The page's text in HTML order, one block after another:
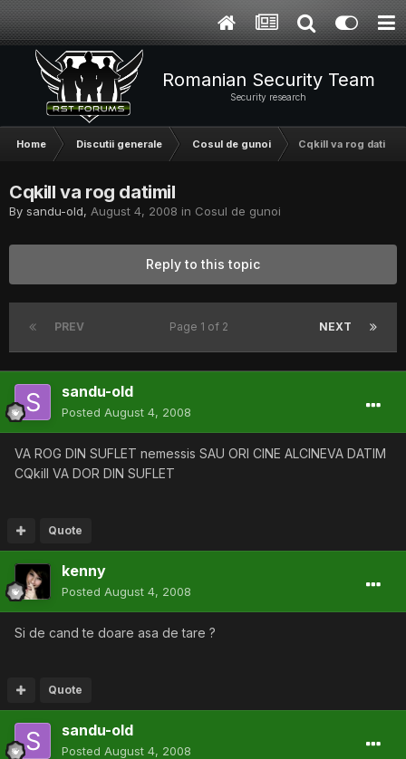
Romanian Security Team
Security research
Home Discutii generale Cosul de gunoi Cqkill va rog datimil
Cqkill va rog datimil
By sandu-old, August 4, 2008 in Cosul de gunoi
Reply to this topic
PREV NEXT
Page 1 of 2
sandu-old
Posted August 4, 2008
VA ROG DIN SUFLET nemessis SAU ORI CINE ALCINEVA DATIM
CQkill VA DOR DIN SUFLET
Quote
kenny
Posted August 4, 2008
Si de cand te doare asa de tare ?
Quote
sandu-old
Posted August 4, 2008